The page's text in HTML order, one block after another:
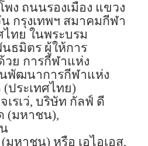
พง ถนนรองเมือง แขวง
กรุงเทพฯ สมาคมกีฬา
ไทย ในพระบรม
นธมิตร ผู้ให้การ
วย การกีฬาแห่ง
พัฒนาการกีฬาแห่ง
(ประเทศไทย)
รเว่, บริษัท กัลฟ์ ดี
(มหาชน),
(มหาชน) หรือ เอไอเอส,